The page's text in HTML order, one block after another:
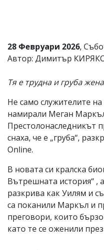
въвеждат
от
читателите
редакцията
носи
за
тях!
Ако
откриете
обиден
вас
коментар,
сигнализирайте
ни!
28 Февруари 2026,
Автор: Димитър
Тя е трудна и груба
Не само служителите
намирали Меган Маркъл
Престолонаследникът
снаха, че е „груба“,
Online.
В новата си кралска
Вътрешната история“ ,
разкрива как Уилям и
са поканили Маркъл и
преговори, които
като те се оженили през